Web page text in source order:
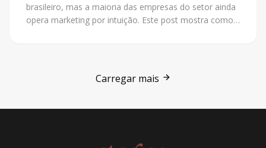
brasileiro, mas a maioria das empresas do setor ainda
opera marketing por intuição. Este post mostra como
Carregar mais